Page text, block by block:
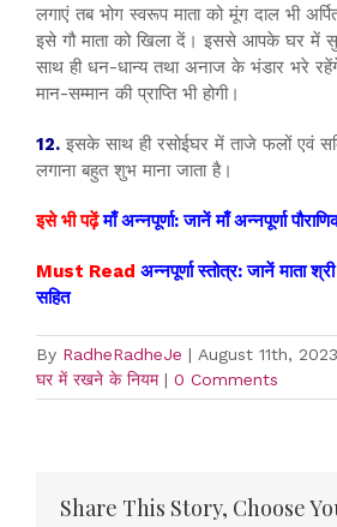
लगाएं तब भोग स्वरूप माता को मूंग दाल भी
इसे गौ माता को खिला दें। इससे आपके घर में
साथ ही धन-धान्य तथा अनाज के भंडार भरे
मान-सम्मान की प्राप्ति भी होगी।
12. इसके साथ ही रसोईघर में ताजे फलों एवं
लगाना बहुत शुभ माना जाता है।
इसे भी पढ़ेंमाँ अन्नपूर्णा: जानें माँ अन्नपूर्णा
Must Read अन्नपूर्णा स्तोत्र: जानें माता
सहित
By RadheRadheJe | August 11th, 2023
घर में रखने के नियम | 0 Comments
Share This Story, Choose